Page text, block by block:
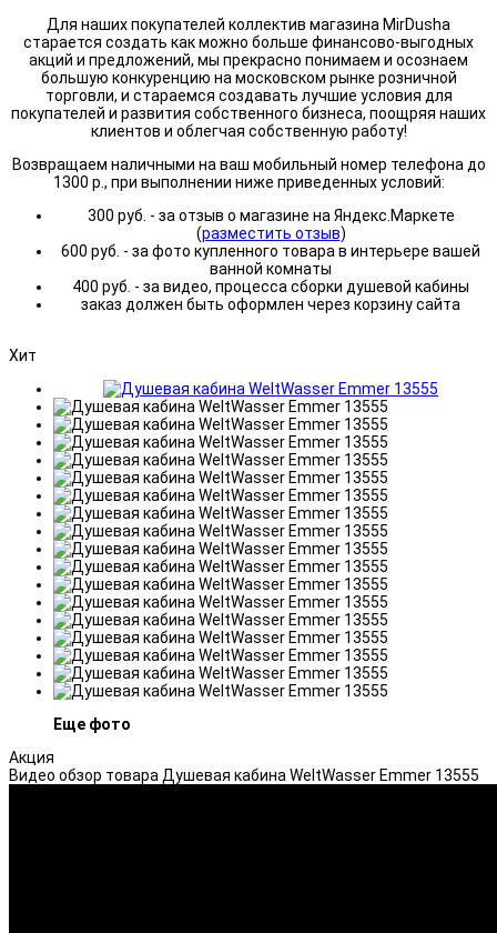
Для наших покупателей коллектив магазина MirDusha
старается создать как можно больше финансово-выгодных
акций и предложений, мы прекрасно понимаем и осознаем
большую конкуренцию на московском рынке розничной
торговли, и стараемся создавать лучшие условия для
покупателей и развития собственного бизнеса, поощряя наших
клиентов и облегчая собственную работу!
Возвращаем наличными на ваш мобильный номер телефона до
1300 р., при выполнении ниже приведенных условий:
300 руб. - за отзыв о магазине на Яндекс.Маркете
(разместить отзыв)
600 руб. - за фото купленного товара в интерьере вашей
ванной комнаты
400 руб. - за видео, процесса сборки душевой кабины
заказ должен быть оформлен через корзину сайта
Хит
Еще фото
Акция
Видео обзор товара Душевая кабина WeltWasser Emmer 13555